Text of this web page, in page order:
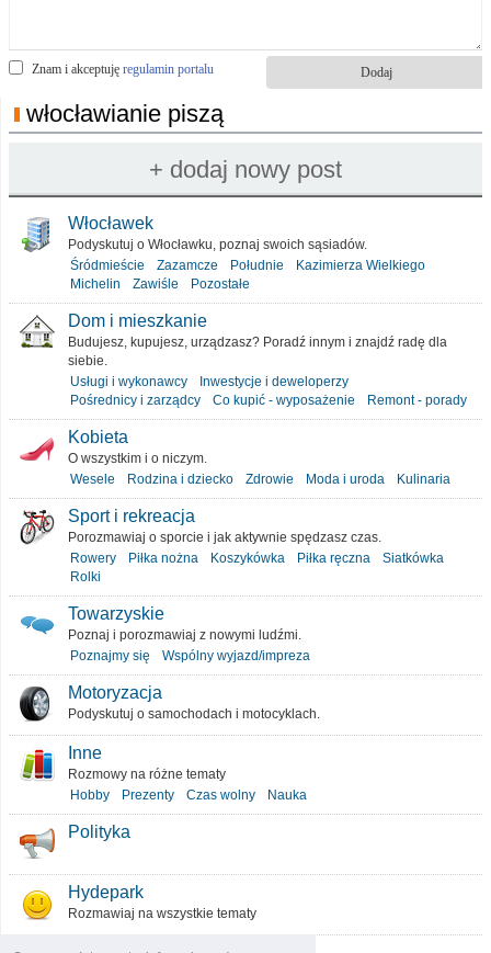
Znam i akceptuję regulamin portalu
włocławianie piszą
Włocławek
Podyskutuj o Włocławku, poznaj swoich sąsiadów.
Śródmieście
Zazamcze Południe
Kazimierza Wielkiego
Michelin
Zawiśle Pozostałe
Dom i mieszkanie
Budujesz, kupujesz, urządzasz? Poradź innym i znajdź radę dla
siebie.
Usługi i wykonawcy
Inwestycje i deweloperzy
Pośrednicy i zarządcy
Co kupić - wyposażenie Remont - porady
Kobieta
O wszystkim i o niczym.
Wesele
Rodzina i dziecko Zdrowie Moda i uroda Kulinaria
Sport i rekreacja
Porozmawiaj o sporcie i jak aktywnie spędzasz czas.
Rowery
Piłka nożna Koszykówka Piłka ręczna
Siatkówka
Rolki
Towarzyskie
Poznaj i porozmawiaj z nowymi ludźmi.
Poznajmy się
Wspólny wyjazd/impreza
Motoryzacja
Podyskutuj o samochodach i motocyklach.
Inne
Rozmowy na różne tematy
Hobby
Prezenty Czas wolny Nauka
Polityka
Hydepark
Rozmawiaj na wszystkie tematy